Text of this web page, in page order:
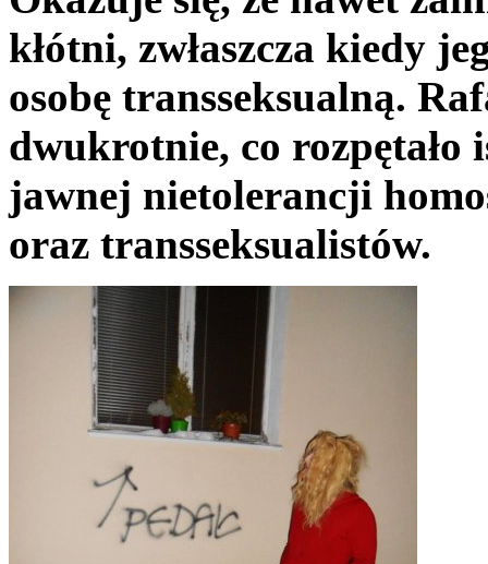
kłótni, zwłaszcza kiedy
osobę transseksualną.
dwukrotnie, co rozpętało
jawnej nietolerancji
oraz transseksualistów.